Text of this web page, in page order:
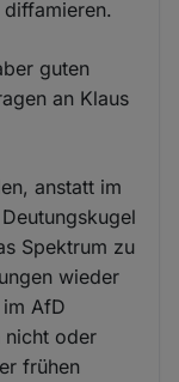
guten
an Klaus
anstatt im
Spektrum zu
wieder
AfD
nicht oder
frühen